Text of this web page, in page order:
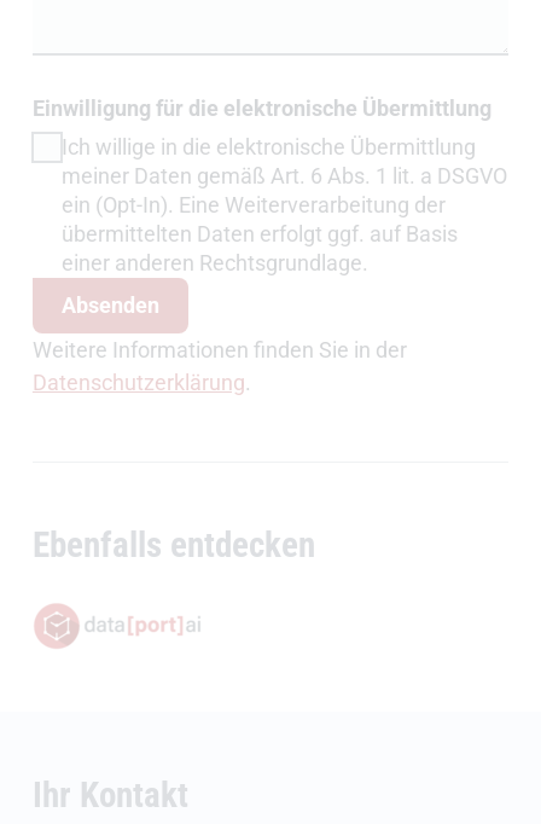
Einwilligung und Absenden
Einwilligung für die elektronische Übermittlung
Ich willige in die elektronische Übermittlung
meiner Daten gemäß Art. 6 Abs. 1 lit. a DSGVO
ein (Opt-In). Eine Weiterverarbeitung der
übermittelten Daten erfolgt ggf. auf Basis
einer anderen Rechtsgrundlage.
Absenden
Weitere Informationen finden Sie in der
Datenschutzerklärung.
Ebenfalls entdecken
Ihr Kontakt